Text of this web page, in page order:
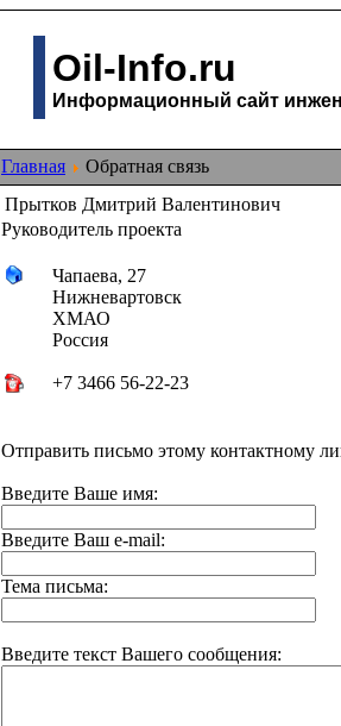
Oil-Info.ru
Информационный сайт
Главная
Обратная связь
Прытков Дмитрий Валентинович
Руководитель проекта
Чапаева, 27
Нижневартовск
ХМАО
Россия
+7 3466 56-22-23
Отправить письмо этому контактному
Введите Ваше имя:
Введите Ваш e-mail:
Тема письма:
Введите текст Вашего сообщения: